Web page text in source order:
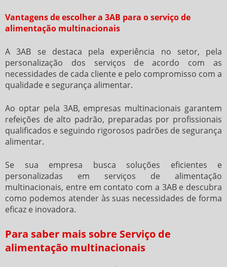
Vantagens de escolher a 3AB para o serviço de
alimentação multinacionais
A 3AB se destaca pela experiência no setor, pela
personalização dos serviços de acordo com as
necessidades de cada cliente e pelo compromisso com a
qualidade e segurança alimentar.
Ao optar pela 3AB, empresas multinacionais garantem
refeições de alto padrão, preparadas por profissionais
qualificados e seguindo rigorosos padrões de segurança
alimentar.
Se sua empresa busca soluções eficientes e
personalizadas em serviços de alimentação
multinacionais, entre em contato com a 3AB e descubra
como podemos atender às suas necessidades de forma
eficaz e inovadora.
Para saber mais sobre Serviço de
alimentação multinacionais